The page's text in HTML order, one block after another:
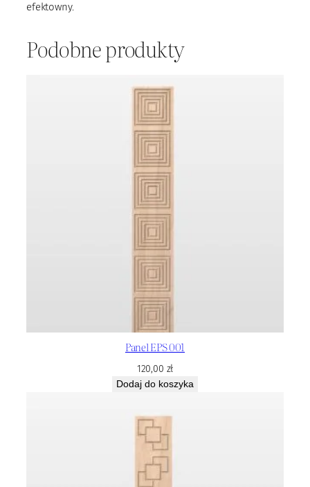
efektowny.
Podobne produkty
Panel EPS 001
120,00 zł
Dodaj do koszyka